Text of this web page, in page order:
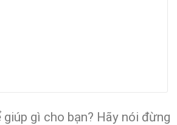
gì cho bạn? Hãy nói đừng